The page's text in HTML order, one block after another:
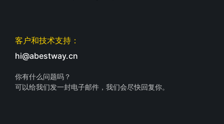
客户和技术支持：
hi@abestway.cn
你有什么问题吗？
可以给我们发一封电子邮件，我们会尽快回复你。